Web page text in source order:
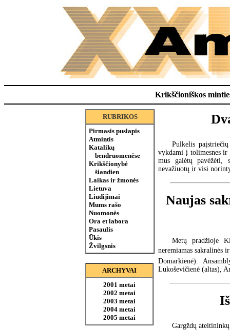
Krikščioniškos
RUBRIKOS
Pirmasis puslapis
Atmintis
Katalikų
bendruomenėse
Krikščionybė
šiandien
Laikas ir žmonės
Lietuva
Liudijimai
Mums rašo
Nuomonės
Ora et labora
Pasaulis
Ūkis
Žvilgsnis
ARCHYVAI
2001 metai
2002 metai
2003 metai
2004 metai
2005 metai
Pulkelis
vykdami į tolimesnes ir
mus galėtų pavėžėti,
nevažiuotų ir visi
Naujas
Metų pradžioje
neremiamas sakralinės
Domarkienė).
Lukoševičienė (altas),
Gargždų